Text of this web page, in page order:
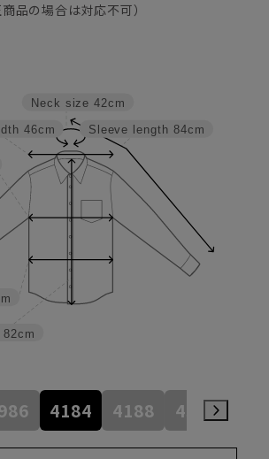
品の場合は対応不可）
Sleeve length 84cm
Neck size 42cm
82cm
46cm
4184 4188 4386